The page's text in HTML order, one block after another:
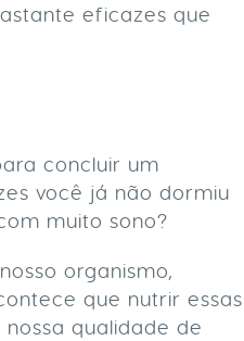
eficazes que
concluir um
você já não dormiu
muito sono?
organismo,
que nutrir essas
qualidade de